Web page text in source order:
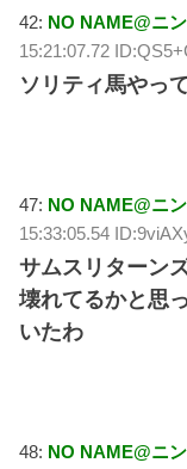
42: NO NAME@ニ
15:21:07.72
ソリティ馬やっ
47: NO NAME@ニ
15:33:05.54
サムスリターン
壊れてるかと思
いたわ
48: NO NAME@ニ